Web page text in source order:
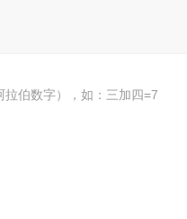
伯数字），如：三加四=7